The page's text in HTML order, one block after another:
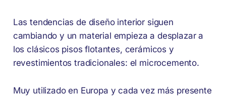
Las tendencias de diseño interior siguen
cambiando y un material empieza a desplazar a
los clásicos pisos flotantes, cerámicos y
revestimientos tradicionales: el microcemento.
Muy utilizado en Europa y cada vez más presente